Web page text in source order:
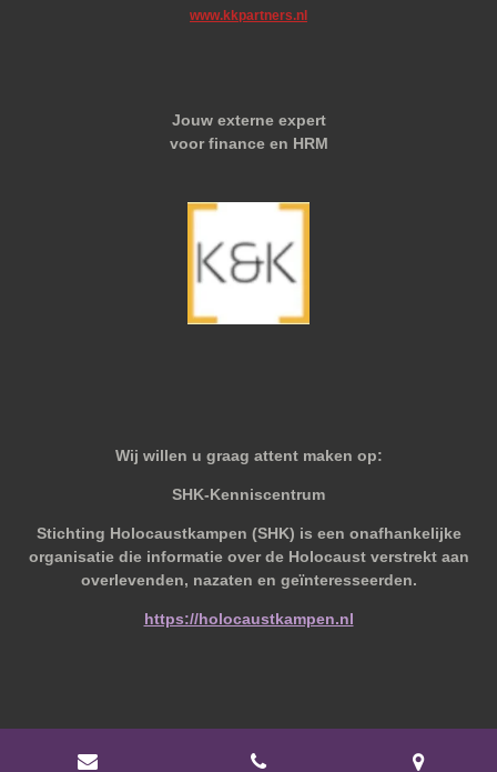
www.kkpartners.nl
Jouw externe expert
voor finance en HRM
Wij willen u graag attent maken op:
SHK-Kenniscentrum
Stichting Holocaustkampen (SHK) is een onafhankelijke
organisatie die informatie over de Holocaust verstrekt aan
overlevenden, nazaten en geïnteresseerden.
https://holocaustkampen.nl
© 2019 - 2026 Behoudvanoud